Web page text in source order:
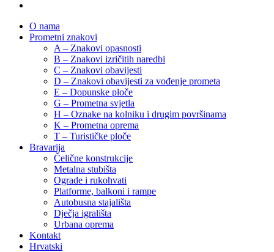
O nama
Prometni znakovi
A – Znakovi opasnosti
B – Znakovi izričitih naredbi
C – Znakovi obavijesti
D – Znakovi obavijesti za vođenje prometa
E – Dopunske ploče
G – Prometna svjetla
H – Oznake na kolniku i drugim površinama
K – Prometna oprema
T – Turističke ploče
Bravarija
Čelične konstrukcije
Metalna stubišta
Ograde i rukohvati
Platforme, balkoni i rampe
Autobusna stajališta
Dječja igrališta
Urbana oprema
Kontakt
Hrvatski